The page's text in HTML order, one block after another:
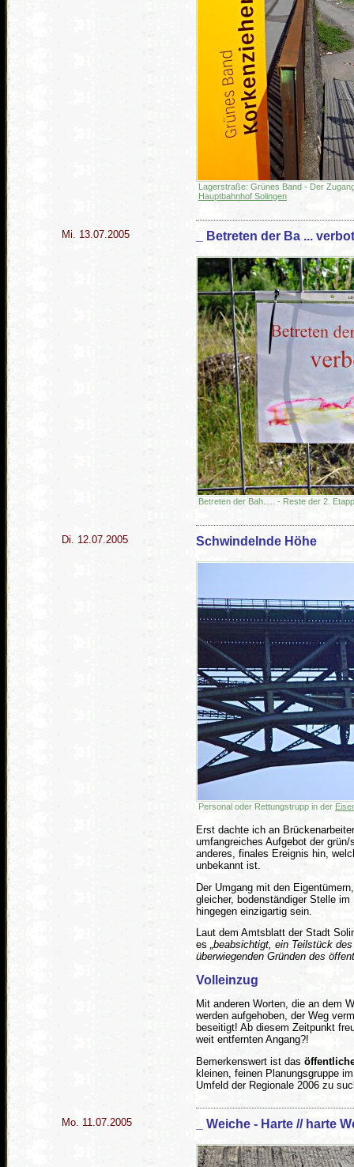
Lagerstraße: Grünes Band - Der
Hauptbahnhof Solingen
Mi. 13.07.2005 _ Betreten der Ba ...
Betreten der Bah..... - Reste der 2.
Di. 12.07.2005 Schwindelnde Höhe
Personal oder Rettungstrupp in der
Erst dachte ich an
umfangreiches Aufgebot der
anderes, finales Ereignis hin,
unbekannt ist.
Der Umgang mit den
gleicher, bodenständiger Stelle
hingegen einzigartig sein.
Laut dem Amtsblatt der Stadt
es beabsichtigt, ein Teilstück
überwiegenden Gründen des
Volleinzug
Mit anderen Worten, die an dem
werden aufgehoben, der Weg
beseitigt! Ab diesem Zeitpunkt
weit entfernten Angang?!
Bemerkenswert ist das
kleinen, feinen Planungsgruppe
Umfeld der Regionale 2006 zu
Mo. 11.07.2005 _ Weiche - Harte // harte